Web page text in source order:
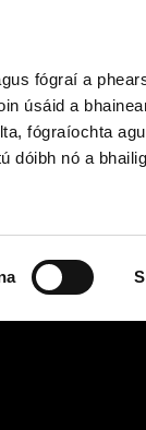
fógraí a
úsáid a
fógraíochta
dóibh nó a
& GCSE